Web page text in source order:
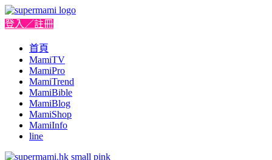
登入／註冊
首頁
MamiTV
MamiPro
MamiTrend
MamiBible
MamiBlog
MamiShop
MamiInfo
line